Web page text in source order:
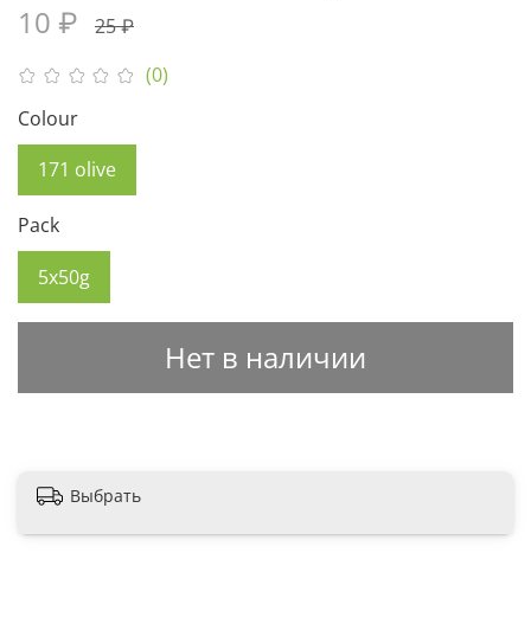
(0)
10 ₽ 25 ₽
Нет в наличии
Colour
171 olive
Pack
5x50g
Выбрать